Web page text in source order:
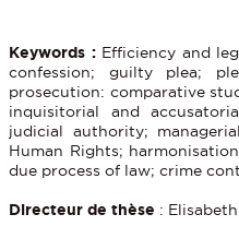
Keywords :Efficiency and
confession; guilty plea;
prosecution: comparative
inquisitorial and
judicial authority;
Human Rights;
due process of law; crime
Directeur de thèse :